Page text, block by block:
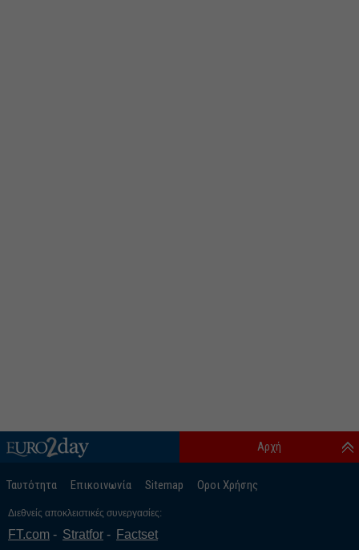
Ταυτότητα Επικοινωνία Sitemap Οροι Χρήσης
Αρχή
Διεθνείς αποκλειστικές συνεργασίες:
FT.com Stratfor Factset